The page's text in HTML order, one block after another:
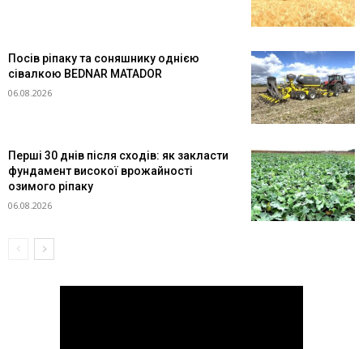
Посів ріпаку та соняшнику однією
сівалкою BEDNAR MATADOR
06.08.2026
Перші 30 днів після сходів: як закласти
фундамент високої врожайності
озимого ріпаку
06.08.2026